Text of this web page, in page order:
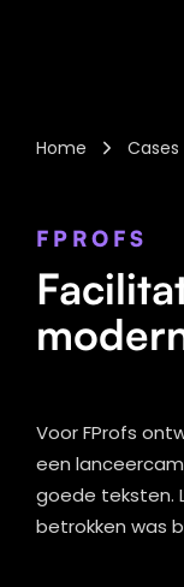
Home Cases
FPROFS
Voor FProfs
een
goede teksten.
betrokken was